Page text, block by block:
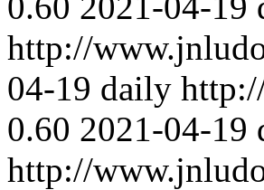
http://
04-19 daily
0.60 2021-04-19
http://